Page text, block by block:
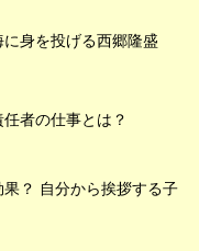
身を投げる西郷隆盛
者の仕事とは？
果？ 自分から挨拶する子